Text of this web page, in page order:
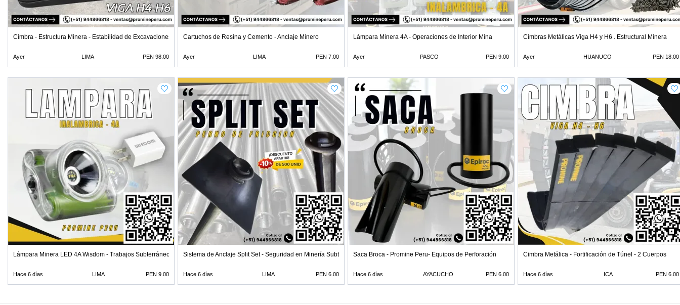
Cimbra - Estructura Minera - Estabilidad de Excavaciones
Ayer LIMA PEN 98.00
Cartuchos de Resina y Cemento - Anclaje Minero
Ayer LIMA PEN 7.00
Lámpara Minera 4A - Operaciones de Interior Mina
Ayer PASCO PEN 9.00
Cimbras Metálicas Viga H4 y H6 . Estructural Minera
Ayer HUANUCO PEN 18.00
Lámpara Minera LED 4A Wisdom - Trabajos Subterráneos
Hace 6 días LIMA PEN 9.00
Sistema de Anclaje Split Set - Seguridad en Minería Subterrá
Hace 6 días LIMA PEN 6.00
Saca Broca - Promine Peru- Equipos de Perforación
Hace 6 días AYACUCHO PEN 6.00
Cimbra Metálica - Fortificación de Túnel - 2 Cuerpos
Hace 6 días ICA PEN 6.00